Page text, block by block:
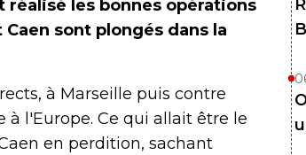
réalisé les bonnes opérations
Caen sont plongés dans la
à Marseille puis contre
l'Europe. Ce qui allait être le
en perdition, sachant